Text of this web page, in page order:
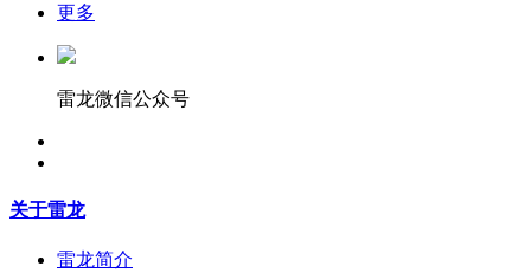
更多
雷龙微信公众号
关于雷龙
雷龙简介